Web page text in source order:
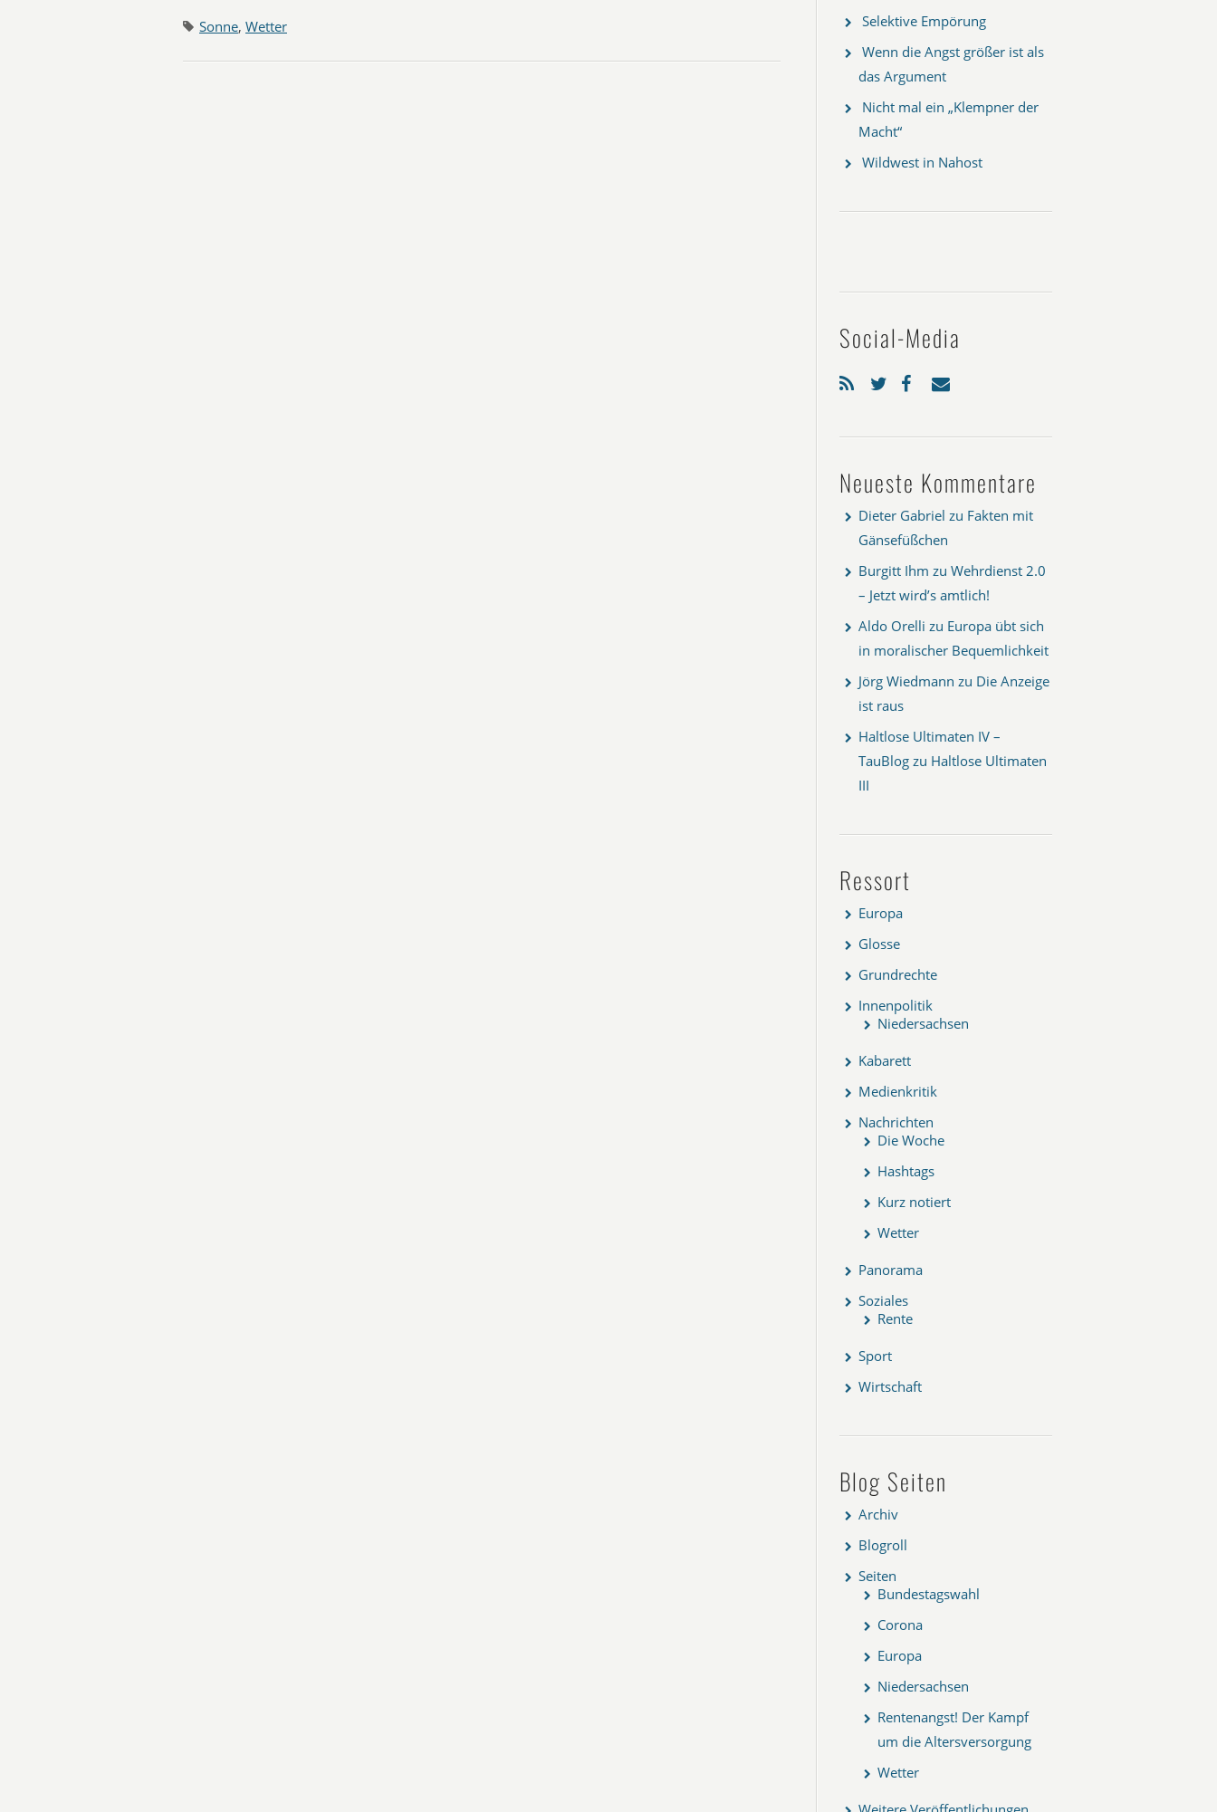
Sonne, Wetter
Selektive Empörung
Wenn die Angst größer ist als
das Argument
Nicht mal ein „Klempner der
Macht“
Wildwest in Nahost
Social-Media
Neueste Kommentare
Dieter Gabriel zu Fakten mit
Gänsefüßchen
Burgitt Ihm zu Wehrdienst 2.0
– Jetzt wird’s amtlich!
Aldo Orelli zu Europa übt sich
in moralischer Bequemlichkeit
Jörg Wiedmann zu Die Anzeige
ist raus
Haltlose Ultimaten IV –
TauBlog zu Haltlose Ultimaten
III
Ressort
Europa
Glosse
Grundrechte
Innenpolitik
Niedersachsen
Kabarett
Medienkritik
Nachrichten
Die Woche
Hashtags
Kurz notiert
Wetter
Panorama
Soziales
Rente
Sport
Wirtschaft
Blog Seiten
Archiv
Blogroll
Seiten
Bundestagswahl
Corona
Europa
Niedersachsen
Rentenangst! Der Kampf
um die Altersversorgung
Wetter